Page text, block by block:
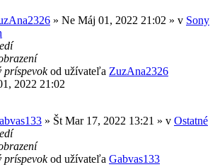
» Ne Máj 01, 2022 21:02 » v Sony
príspevokod užívateľa ZuzAna2326
2022 21:02
» Št Mar 17, 2022 13:21 » v Ostatné
príspevokod užívateľa Gabvas133